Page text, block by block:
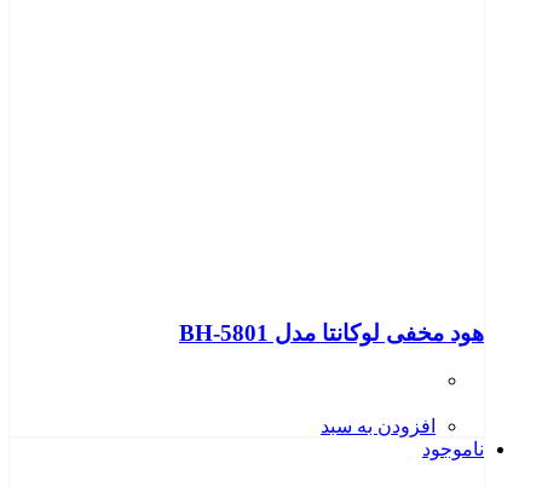
هود مخفی لوکانتا مدل BH-5801
افزودن به سبد
ناموجود